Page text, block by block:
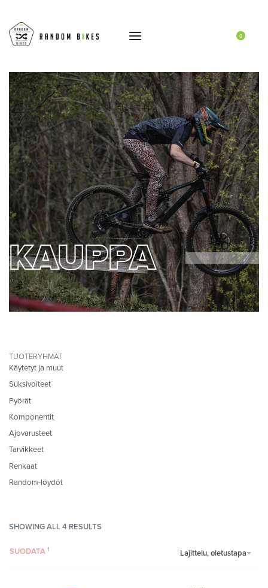
0
KAUPPA
TUOTERYHMÄT
Käytetyt ja muut
Suksivoiteet
Pyörät
Komponentit
Ajovarusteet
Tarvikkeet
Renkaat
Random-löydöt
SHOWING ALL 4 RESULTS
Lajittelu, oletustapa
SUODATA